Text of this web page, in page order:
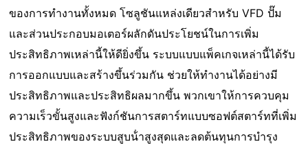
ของการทํางานทั้งหมด โซลูชันแหล่งเดียวสําหรับ VFD ปั๊ม
และส่วนประกอบมอเตอร์ผลักดันประโยชน์ในการเพิ่ม
ประสิทธิภาพเหล่านี้ให้ดียิ่งขึ้น ระบบแบบแพ็คเกจเหล่านี้ได้รับ
การออกแบบและสร้างขึ้นร่วมกัน ช่วยให้ทํางานได้อย่างมี
ประสิทธิภาพและประสิทธิผลมากขึ้น พวกเขาให้การควบคุม
ความเร็วขั้นสูงและฟังก์ชันการสตาร์ทแบบซอฟต์สตาร์ทที่เพิ่ม
ประสิทธิภาพของระบบสูบน้ําสูงสุดและลดต้นทุนการบํารุง